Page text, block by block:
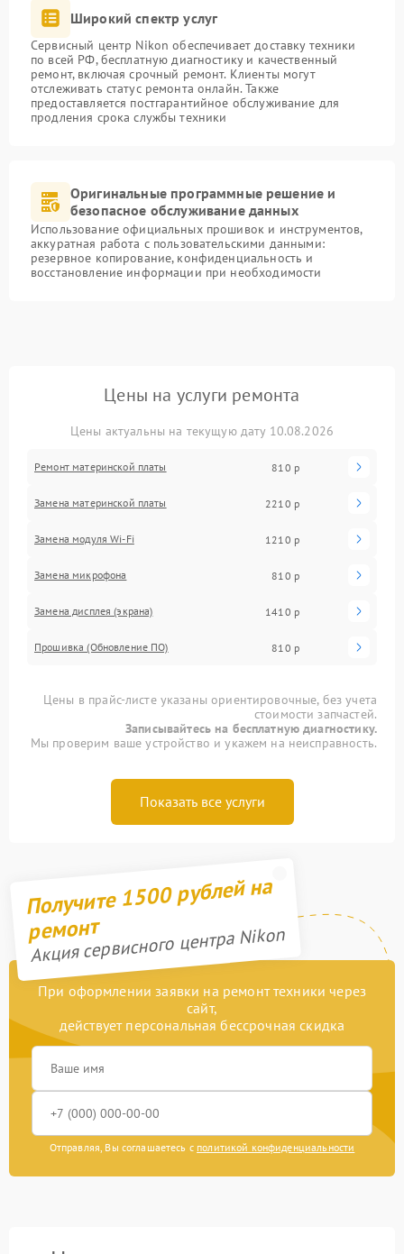
Широкий спектр услуг
Сервисный центр Nikon обеспечивает доставку техники
по всей РФ, бесплатную диагностику и качественный
ремонт, включая срочный ремонт. Клиенты могут
отслеживать статус ремонта онлайн. Также
предоставляется постгарантийное обслуживание для
продления срока службы техники
Оригинальные программные решение и
безопасное обслуживание данных
Использование официальных прошивок и инструментов,
аккуратная работа с пользовательскими данными:
резервное копирование, конфиденциальность и
восстановление информации при необходимости
Цены на услуги ремонта
Цены актуальны на текущую дату 10.08.2026
Ремонт материнской платы 810 р
Замена материнской платы 2210 р
Замена модуля Wi-Fi 1210 р
Замена микрофона 810 р
Замена дисплея (экрана) 1410 р
Прошивка (Обновление ПО) 810 р
Цены в прайс-листе указаны ориентировочные, без учета
стоимости запчастей.
Записывайтесь на бесплатную диагностику.
Мы проверим ваше устройство и укажем на неисправность.
Показать все услуги
Получите 1500 рублей на
ремонт
Акция сервисного центра Nikon
При оформлении заявки на ремонт техники через
сайт,
действует персональная бессрочная скидка
Отправляя, Вы соглашаетесь с политикой конфиденциальности